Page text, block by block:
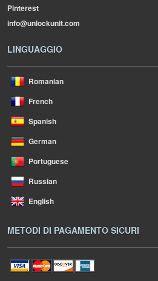
Pinterest
info@unlockunit.com
LINGUAGGIO
Romanian
French
Spanish
German
Portuguese
Russian
English
METODI DI PAGAMENTO SICURI